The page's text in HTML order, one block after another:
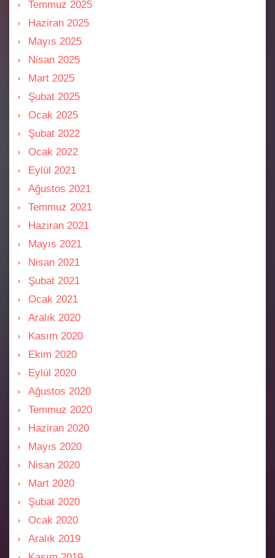
Temmuz 2025
Haziran 2025
Mayıs 2025
Nisan 2025
Mart 2025
Şubat 2025
Ocak 2025
Şubat 2022
Ocak 2022
Eylül 2021
Ağustos 2021
Temmuz 2021
Haziran 2021
Mayıs 2021
Nisan 2021
Şubat 2021
Ocak 2021
Aralık 2020
Kasım 2020
Ekim 2020
Eylül 2020
Ağustos 2020
Temmuz 2020
Haziran 2020
Mayıs 2020
Nisan 2020
Mart 2020
Şubat 2020
Ocak 2020
Aralık 2019